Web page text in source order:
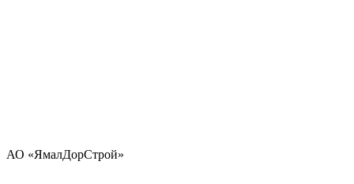
АО «ЯмалДорСтрой»